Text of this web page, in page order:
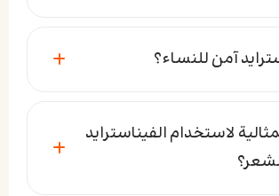
آمن للنساء؟
لاستخدام الفيناسترايد